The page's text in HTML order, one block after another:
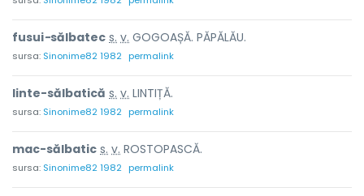
fusui-sălbatec s. v. GOGOAȘĂ. PĂPĂLĂU.
sursa: Sinonime82 1982 permalink
linte-sălbatică s. v. LINTIȚĂ.
sursa: Sinonime82 1982 permalink
mac-sălbatic s. v. ROSTOPASCĂ.
sursa: Sinonime82 1982 permalink